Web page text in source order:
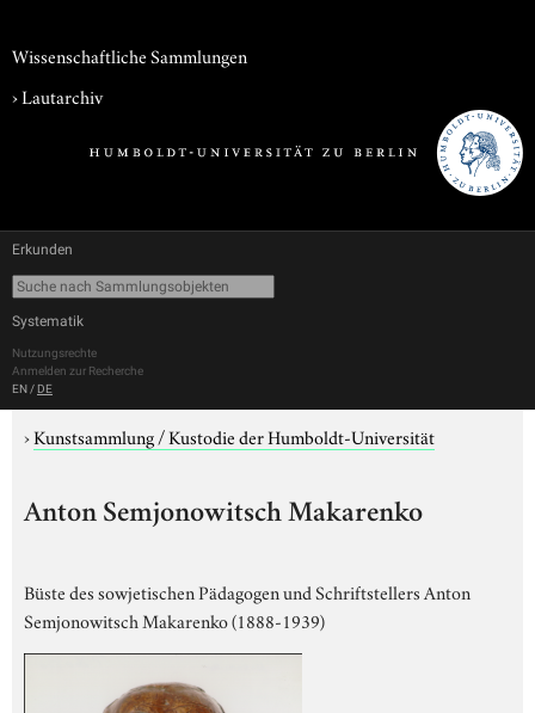
Wissenschaftliche Sammlungen
›Lautarchiv
Erkunden
Systematik
Nutzungsrechte
Anmelden zur Recherche
EN / DE
›Kunstsammlung / Kustodie der Humboldt-Universität
Anton Semjonowitsch Makarenko
Büste des sowjetischen Pädagogen und Schriftstellers Anton
Semjonowitsch Makarenko (1888-1939)